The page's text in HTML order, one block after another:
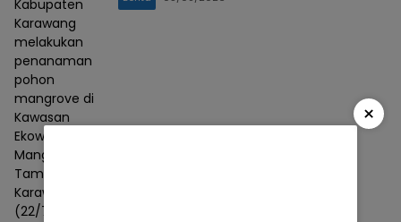
Kabupaten
Karawang
melakukan
penanaman
pohon
mangrove di
Kawasan
Ekowisata
Mangrove
Tambaksari,
Karawang
(22/7)
×